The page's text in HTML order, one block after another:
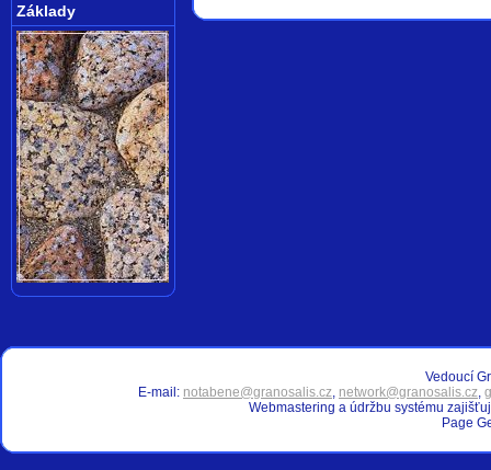
Základy
Vedoucí
E-mail: notabene@granosalis.cz, network@granosalis.cz,
Webmastering a údržbu systému
Page